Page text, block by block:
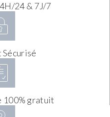
24 & 7J/7
Sécurisé
100% gratuit